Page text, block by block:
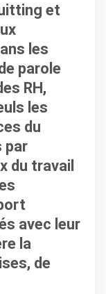
et
les
parole
RH,
les
du
par
du travail
avec leur
la
de